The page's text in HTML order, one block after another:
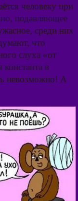
человеку при
подавляющее
среди них
что
слуха «от
в
невозможно! А